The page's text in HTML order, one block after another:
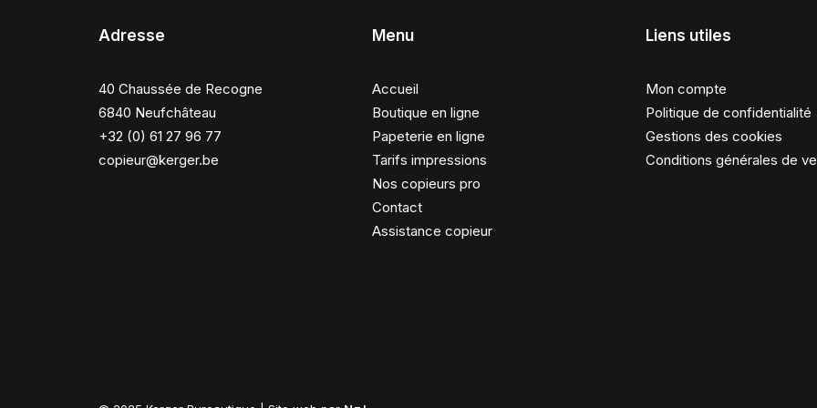
Adresse
40 Chaussée de Recogne
6840 Neufchâteau
+32 (0) 61 27 96 77
copieur@kerger.be
Menu
Accueil
Boutique en ligne
Papeterie en ligne
Tarifs impressions
Nos copieurs pro
Contact
Assistance copieur
Liens utiles
Mon compte
Politique de confidentialité
Gestions des cookies
Conditions générales de